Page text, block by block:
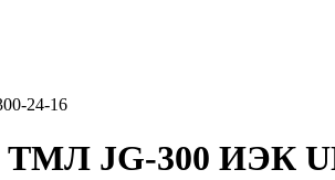
24-16
JG-300 ИЭК